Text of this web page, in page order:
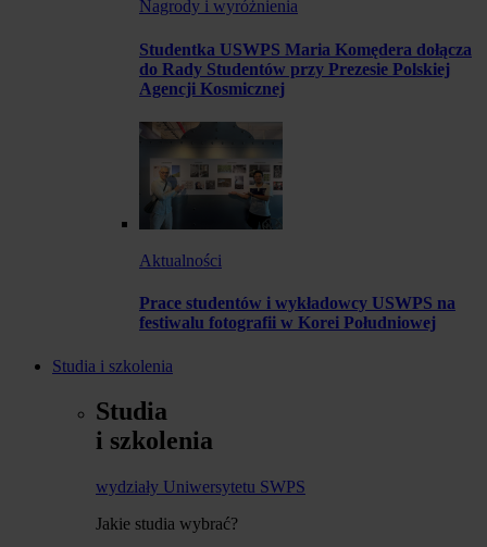
Nagrody i wyróżnienia
Studentka USWPS Maria Komędera dołącza
do Rady Studentów przy Prezesie Polskiej
Agencji Kosmicznej
Aktualności
Prace studentów i wykładowcy USWPS na
festiwalu fotografii w Korei Południowej
Studia i szkolenia
Studia
i szkolenia
wydziały Uniwersytetu SWPS
Jakie studia wybrać?